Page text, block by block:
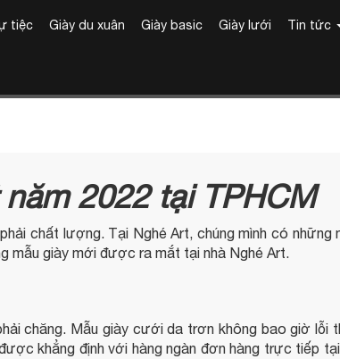
tiệc Giày du xuân Giày basic Giày lưới Tin tức
2022 tại TPHCM
chất lượng. Tại Nghé Art, chúng mình có những
mẫu giày mới được ra mắt tại nhà Nghé Art.
chăng. Mẫu giày cưới da trơn không bao giờ lỗi
khẳng định với hàng ngàn đơn hàng trực tiếp